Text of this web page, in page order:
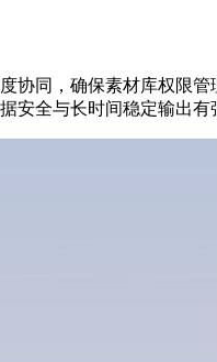
协同，确保素材库权限
安全与长时间稳定输出有